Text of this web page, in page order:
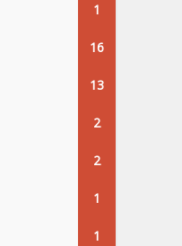
1
16
13
2
2
1
1